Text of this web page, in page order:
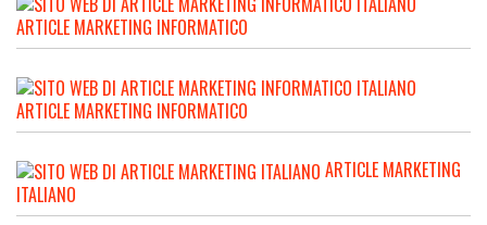
ARTICLE MARKETING INFORMATICO
ARTICLE MARKETING INFORMATICO
ARTICLE MARKETING
ITALIANO